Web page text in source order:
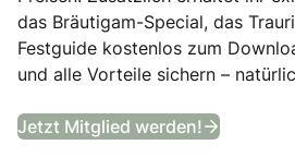
das Bräutigam-Special, das
Festguide kostenlos zum
und alle Vorteile sichern –
Jetzt Mitglied werden! B&B Club